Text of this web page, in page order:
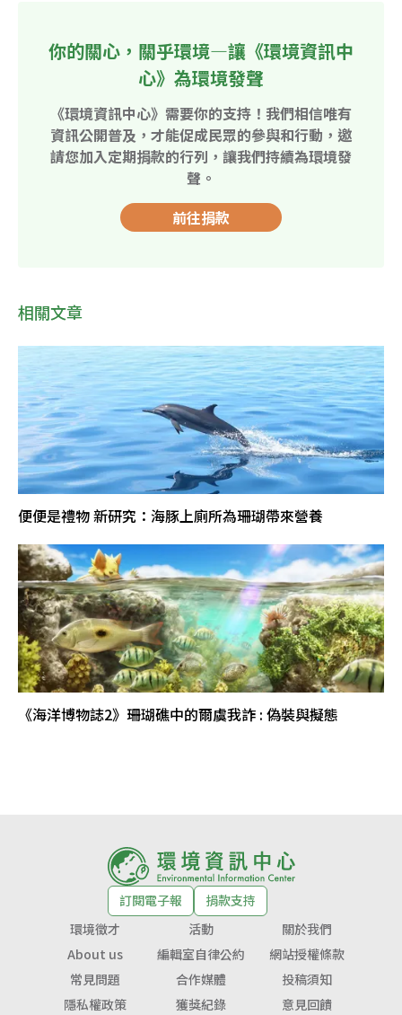
你的關心，關乎環境—讓《環境資訊中
心》為環境發聲
《環境資訊中心》需要你的支持！我們相信唯有
資訊公開普及，才能促成民眾的參與和行動，邀
請您加入定期捐款的行列，讓我們持續為環境發
聲。
前往捐款
相關文章
便便是禮物 新研究：海豚上廁所為珊瑚帶來營養
《海洋博物誌2》珊瑚礁中的爾虞我詐 : 偽裝與擬態
訂閱電子報
捐款支持
環境徵才
活動
關於我們
About us
編輯室自律公約
網站授權條款
常見問題
合作媒體
投稿須知
隱私權政策
獲獎紀錄 意見回饋